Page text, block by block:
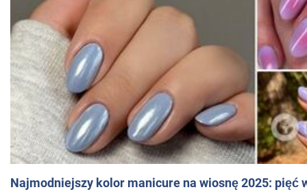
Najmodniejszy kolor manicure na wiosnę 2025: pięć